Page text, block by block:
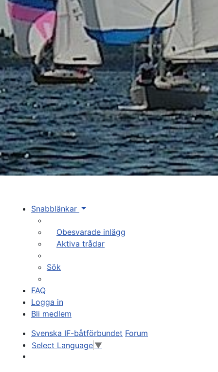
Snabblänkar
Obesvarade inlägg
Aktiva trådar
Sök
FAQ
Logga in
Bli medlem
Svenska IF-båtförbundet Forum
Select Language ▼